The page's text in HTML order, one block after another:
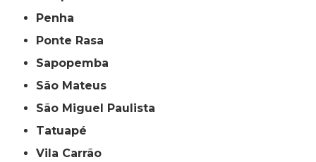
Penha
Ponte Rasa
Sapopemba
São Mateus
São Miguel Paulista
Tatuapé
Vila Carrão